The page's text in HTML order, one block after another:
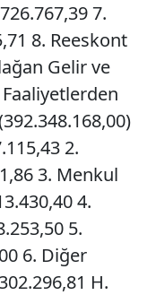
7.
8. Reeskont
Gelir ve
2.
3. Menkul
4.
5.
6. Diğer
H.